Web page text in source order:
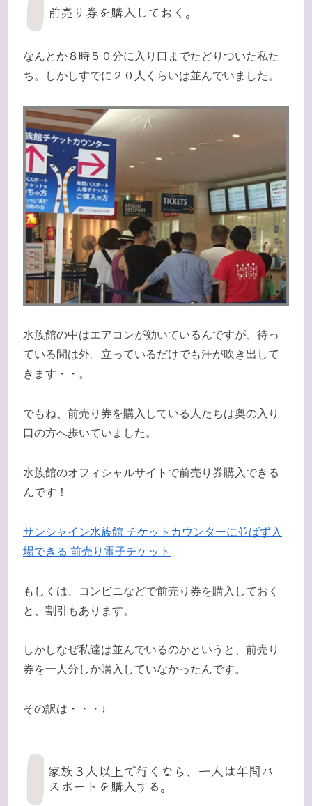
前売り券を購入しておく。
なんとか８時５０分に入り口までたどりついた私た
ち。しかしすでに２０人くらいは並んでいました。
水族館の中はエアコンが効いているんですが、待っ
ている間は外。立っているだけでも汗が吹き出して
きます・・。
でもね、前売り券を購入している人たちは奥の入り
口の方へ歩いていました。
水族館のオフィシャルサイトで前売り券購入できる
んです！
サンシャイン水族館 チケットカウンターに並ばず入
場できる 前売り電子チケット
もしくは、コンビニなどで前売り券を購入しておく
と、割引もあります。
しかしなぜ私達は並んでいるのかというと、前売り
券を一人分しか購入していなかったんです。
その訳は・・・↓
家族３人以上で行くなら、一人は年間パ
スポートを購入する。